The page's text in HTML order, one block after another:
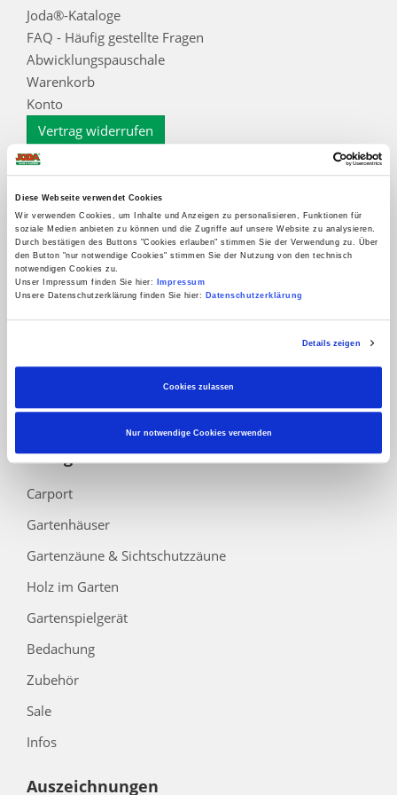
Diese Webseite verwendet Cookies
Wir verwenden Cookies, um Inhalte und Anzeigen zu personalisieren, Funktionen für
soziale Medien anbieten zu können und die Zugriffe auf unsere Website zu analysieren.
Durch bestätigen des Buttons "Cookies erlauben" stimmen Sie der Verwendung zu. Über
den Button "nur notwendige Cookies" stimmen Sie der Nutzung von den technisch
notwendigen Cookies zu.
Unser Impressum finden Sie hier:
Impressum
Unsere Datenschutzerklärung finden Sie hier:
Datenschutzerklärung
Details zeigen
Cookies zulassen
Nur notwendige Cookies verwenden
Joda®-Kataloge
FAQ - Häufig gestellte Fragen
Abwicklungspauschale
Warenkorb
Konto
Vertrag widerrufen
Informationen
Zahlungsarten
Impressum
AGB
Datenschutz
Datenschutzinformation für Interessenten, Kunden
Cookieoptionen
Zur Echtheit der Bewertungen
Barrierefreiheitserklärung
Kategorien
Carport
Gartenhäuser
Gartenzäune & Sichtschutzzäune
Holz im Garten
Gartenspielgerät
Bedachung
Zubehör
Sale
Infos
Auszeichnungen